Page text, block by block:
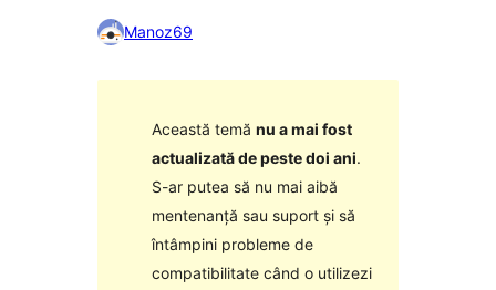
Manoz69
Această temă nu a mai fost
actualizată de peste doi ani.
S-ar putea să nu mai aibă
mentenanță sau suport și să
întâmpini probleme de
compatibilitate când o utilizezi